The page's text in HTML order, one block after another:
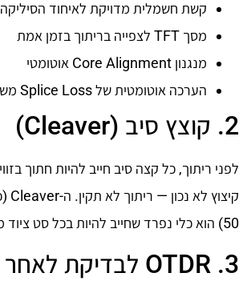
קשת חשמלית מדויקת לאיחוד הסיליקה
מסך TFT לצפייה בריתוך בזמן אמת
מנגנון Core Alignment אוטומטי
הערכה אוטומטית של Splice Loss משוער
2. קוצץ סיב (Cleaver)
50) הוא כלי נפרד שחייב להיות בכל סט ציוד מקצועי.
3. OTDR לבדיקת לאחר ריתוך